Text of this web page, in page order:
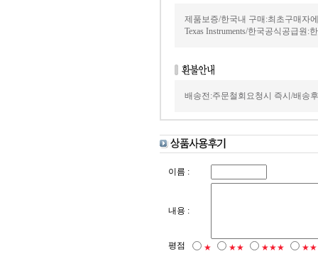
제품보증/한국내 구매:최초구매자
Texas Instruments/한국공식공급원:
배송전:주문철회요청시 즉시/배송
이름 :
내용 :
평점 ★ ★★ ★★★